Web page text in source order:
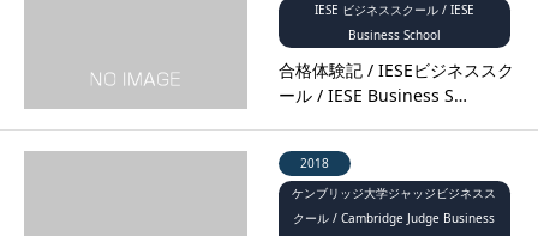
IESE ビジネススクール / IESE
Business School
合格体験記 / IESEビジネススク
ール / IESE Business S…
2018
ケンブリッジ大学ジャッジビジネスス
クール / Cambridge Judge Business